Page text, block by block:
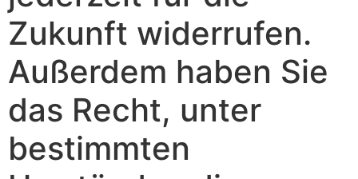
Zukunft widerrufen.
Außerdem haben Sie
das Recht, unter
bestimmten